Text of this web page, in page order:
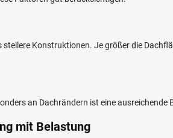
steilere Konstruktionen. Je größer die
an Dachrändern ist eine ausreichende
mit Belastung